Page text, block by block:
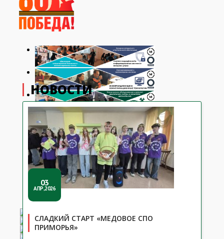
НОВОСТИ
03
АПР,2026
СЛАДКИЙ СТАРТ «МЕДОВОЕ СПО
ПРИМОРЬЯ»